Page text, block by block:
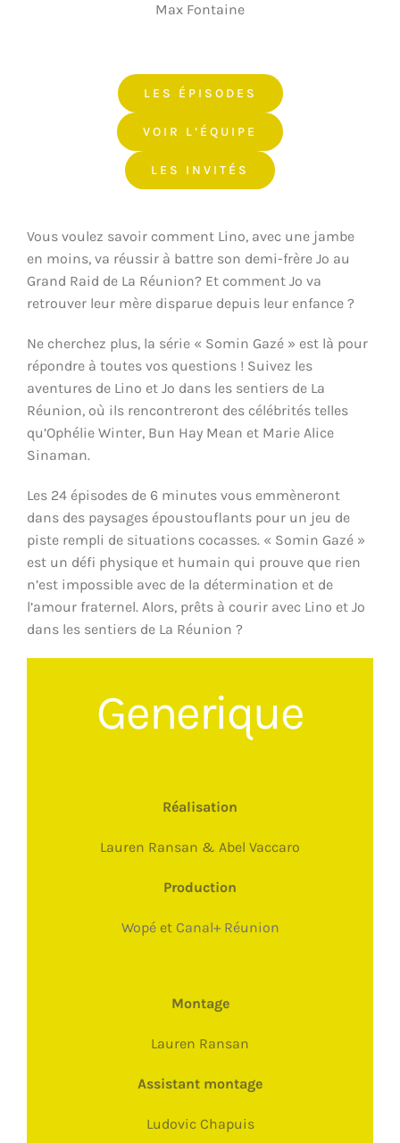
Max Fontaine
LES ÉPISODES
VOIR L’ÉQUIPE
LES INVITÉS
Vous voulez savoir comment Lino, avec une jambe
en moins, va réussir à battre son demi-frère Jo au
Grand Raid de La Réunion? Et comment Jo va
retrouver leur mère disparue depuis leur enfance ?
Ne cherchez plus, la série « Somin Gazé » est là pour
répondre à toutes vos questions ! Suivez les
aventures de Lino et Jo dans les sentiers de La
Réunion, où ils rencontreront des célébrités telles
qu’Ophélie Winter, Bun Hay Mean et Marie Alice
Sinaman.
Les 24 épisodes de 6 minutes vous emmèneront
dans des paysages époustouflants pour un jeu de
piste rempli de situations cocasses. « Somin Gazé »
est un défi physique et humain qui prouve que rien
n’est impossible avec de la détermination et de
l’amour fraternel. Alors, prêts à courir avec Lino et Jo
dans les sentiers de La Réunion ?
Generique
Réalisation
Lauren Ransan & Abel Vaccaro
Production
Wopéet Canal+ Réunion
Montage
Lauren Ransan
Assistant montage
Ludovic Chapuis